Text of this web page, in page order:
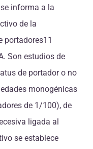
informa a la
de la
portadores11
Son estudios de
de portador o no
monogénicas
de 1/100), de
ligada al
se establece